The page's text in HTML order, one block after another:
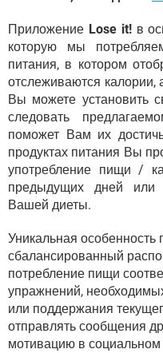
Приложение Lose it!в
которую мы
питания, в котором
отслеживаются калории,
Вы можете установить
следовать
поможет Вам их
продуктах питания Вы
употребление пищи /
предыдущих дней или
Вашей диеты.
Уникальная особенность
сбалансированный
потребление пищи
упражнений,
или поддержания
отправлять сообщения
мотивацию в